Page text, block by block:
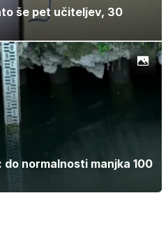
še pet učiteljev, 30
normalnosti manjka 100